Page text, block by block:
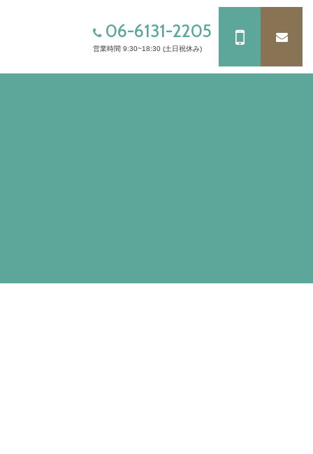
06-6131-2205
営業時間 9:30~18:30 (土日祝休み)